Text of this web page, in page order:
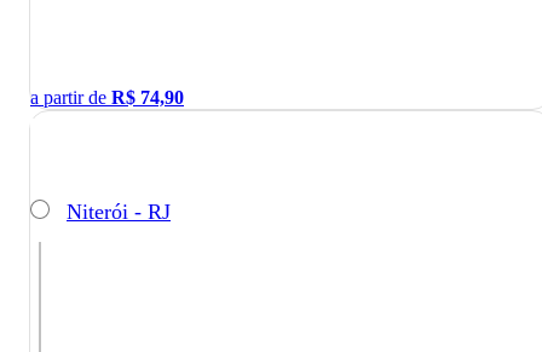
a partir de R$ 74,90
Niterói - RJ